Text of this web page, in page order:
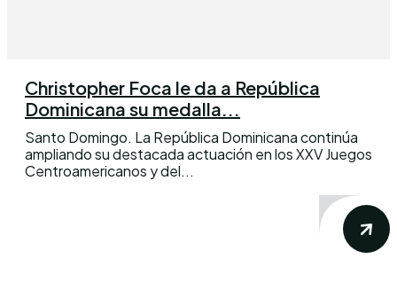
Christopher Foca le da a República
Dominicana su medalla...
Santo Domingo. La República Dominicana continúa
ampliando su destacada actuación en los XXV Juegos
Centroamericanos y del...